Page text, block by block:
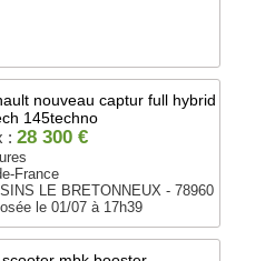
nouveau captur full hybrid
145techno
: 28 300 €
France
LE BRETONNEUX - 78960
le 01/07 à 17h39